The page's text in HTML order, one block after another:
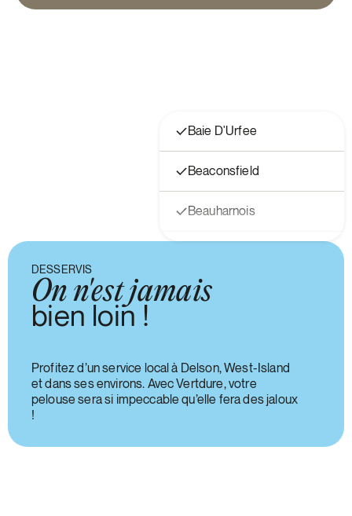
DESSERVIS
On n'est jamais
bien loin !
Profitez d’un service local à Delson, West-Island
et dans ses environs. Avec Vertdure, votre
pelouse sera si impeccable qu’elle fera des jaloux
!
Baie D'Urfee
Beaconsfield
Beauharnois
Cartierville
Clarenceville
Coteau-du-Lac